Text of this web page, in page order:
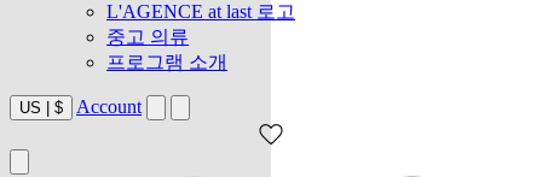
L'AGENCE at last 로고
중고 의류
프로그램 소개
US $ Account